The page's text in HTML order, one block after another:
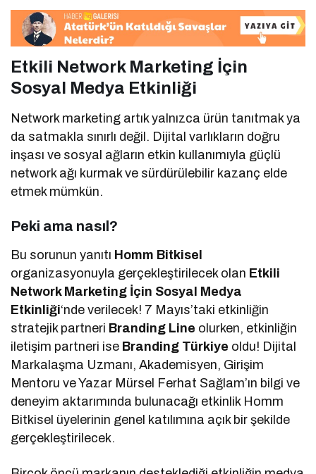
Etkili Network Marketing İçin
Sosyal Medya Etkinliği
Network marketing artık yalnızca ürün tanıtmak ya
da satmakla sınırlı değil. Dijital varlıkların doğru
inşası ve sosyal ağların etkin kullanımıyla güçlü
network ağı kurmak ve sürdürülebilir kazanç elde
etmek mümkün.
Peki ama nasıl?
Bu sorunun yanıtı Homm Bitkisel
organizasyonuyla gerçekleştirilecek olan Etkili
Network Marketing İçin Sosyal Medya
Etkinliği‘nde verilecek! 7 Mayıs’taki etkinliğin
stratejik partneri Branding Line olurken, etkinliğin
iletişim partneri ise Branding Türkiye oldu! Dijital
Markalaşma Uzmanı, Akademisyen, Girişim
Mentoru ve Yazar Mürsel Ferhat Sağlam’ın bilgi ve
deneyim aktarımında bulunacağı etkinlik Homm
Bitkisel üyelerinin genel katılımına açık bir şekilde
gerçekleştirilecek.